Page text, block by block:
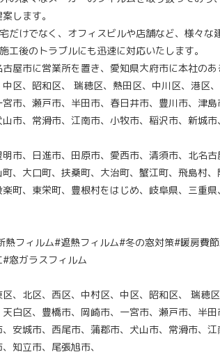
します。
だけでなく、オフィスビルや店舗など、様々な
工後のトラブルにも迅速に対応いたします。
屋市に営業所を置き、愛知県大府市に本社の
区、昭和区、 瑞穂区、熱田区、中川区、港区
市、瀬戸市、半田市、春日井市、豊川市、津島
市、常滑市、江南市、小牧市、稲沢市、新城
市、日進市、田原市、愛西市、清須市、北名
、大口町、扶桑町、大治町、蟹江町、飛島村、
町、東栄町、豊根村をはじめ、岐阜県、三重
熱フィルム#遮熱フィルム#冬の窓対策#暖房費
窓ガラスフィルム
、北区、西区、中村区、中区、昭和区、 瑞穂
白区、豊橋市、岡崎市、一宮市、瀬戸市、半
安城市、西尾市、蒲郡市、犬山市、常滑市、
知立市、尾張旭市、